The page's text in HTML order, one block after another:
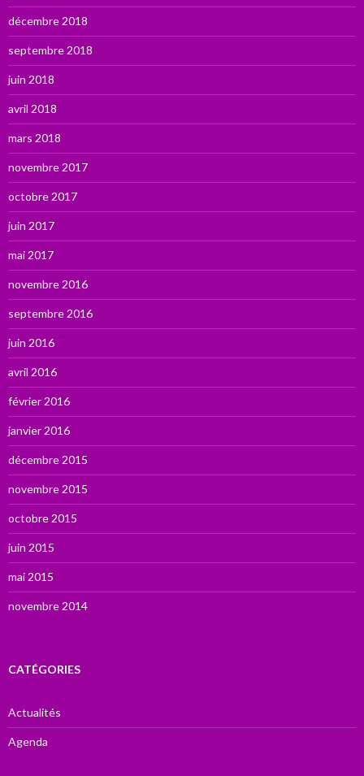
décembre 2018
septembre 2018
juin 2018
avril 2018
mars 2018
novembre 2017
octobre 2017
juin 2017
mai 2017
novembre 2016
septembre 2016
juin 2016
avril 2016
février 2016
janvier 2016
décembre 2015
novembre 2015
octobre 2015
juin 2015
mai 2015
novembre 2014
CATÉGORIES
Actualités
Agenda